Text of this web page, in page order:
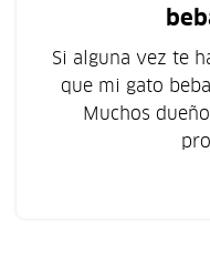
Si alguna vez te
que mi gato
Muchos